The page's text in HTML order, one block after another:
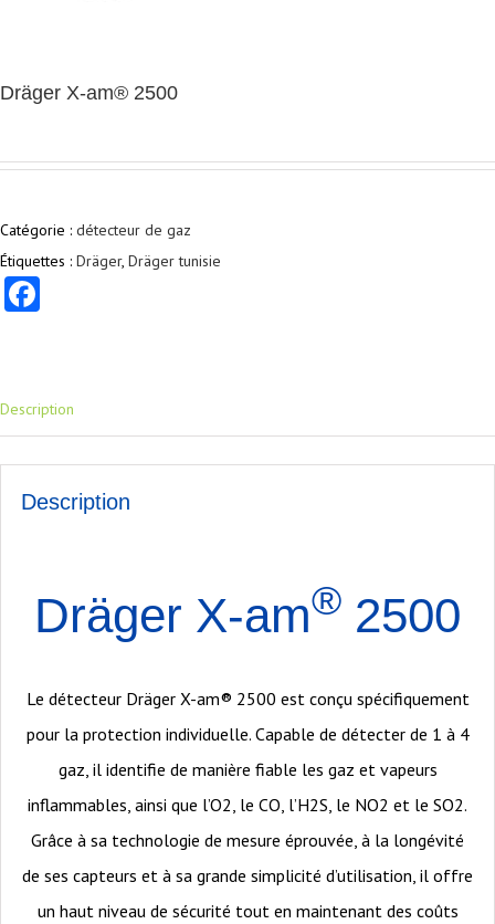
Dräger X-am® 2500
Catégorie : détecteur de gaz
Étiquettes : Dräger, Dräger tunisie
Description
Description
Dräger X-am® 2500
Le détecteur Dräger X-am® 2500 est conçu spécifiquement
pour la protection individuelle. Capable de détecter de 1 à 4
gaz, il identifie de manière fiable les gaz et vapeurs
inflammables, ainsi que l’O2, le CO, l’H2S, le NO2 et le SO2.
Grâce à sa technologie de mesure éprouvée, à la longévité
de ses capteurs et à sa grande simplicité d’utilisation, il offre
un haut niveau de sécurité tout en maintenant des coûts